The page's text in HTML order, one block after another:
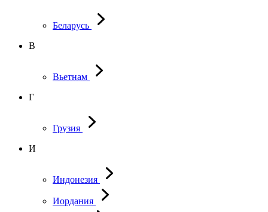
Беларусь
В
Вьетнам
Г
Грузия
И
Индонезия
Иордания